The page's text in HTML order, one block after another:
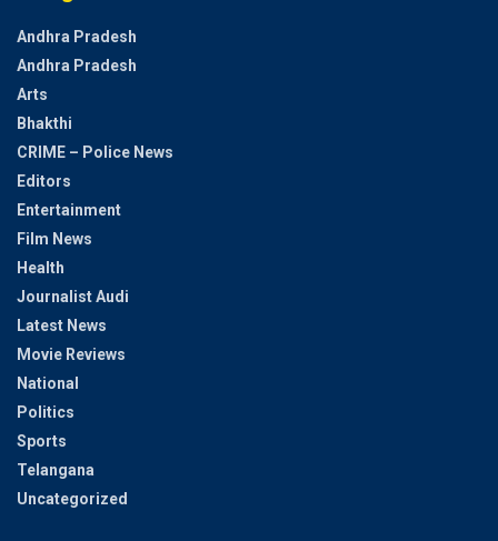
Andhra Pradesh
Andhra Pradesh
Arts
Bhakthi
CRIME – Police News
Editors
Entertainment
Film News
Health
Journalist Audi
Latest News
Movie Reviews
National
Politics
Sports
Telangana
Uncategorized